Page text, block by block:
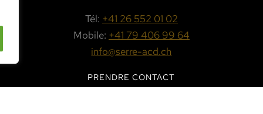
Tél: +41 26 552 01 02
Mobile: +41 79 406 99 64
info@serre-acd.ch
PRENDRE CONTACT